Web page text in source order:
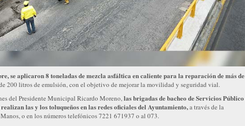
se aplicaron 8 toneladas de mezcla asfáltica en caliente para la reparación de más de
200 litros de emulsión, con el objetivo de mejorar la movilidad y seguridad vial.
del Presidente Municipal Ricardo Moreno,las brigadas de bacheo de Servicios Público
las y los toluqueños en las redes oficiales del Ayuntamiento,a través de la
o en los números telefónicos 7221 671937 o al 073.